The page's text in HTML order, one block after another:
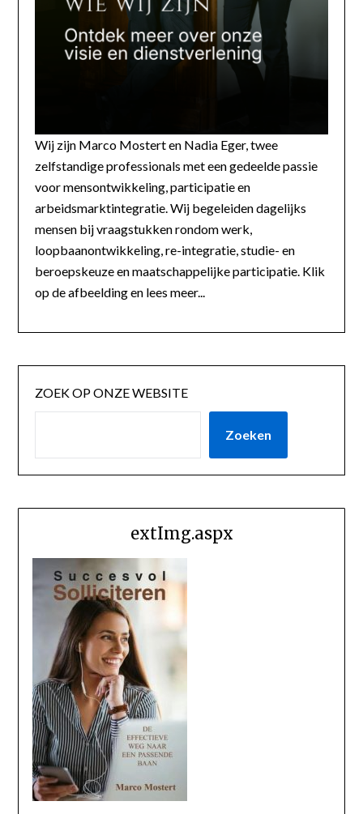
Wij zijn Marco Mostert en Nadia Eger, twee
zelfstandige professionals met een gedeelde passie
voor mensontwikkeling, participatie en
arbeidsmarktintegratie. Wij begeleiden dagelijks
mensen bij vraagstukken rondom werk,
loopbaanontwikkeling, re-integratie, studie- en
beroepskeuze en maatschappelijke participatie. Klik
op de afbeelding en lees meer...
ZOEK OP ONZE WEBSITE
Zoeken
extImg.aspx